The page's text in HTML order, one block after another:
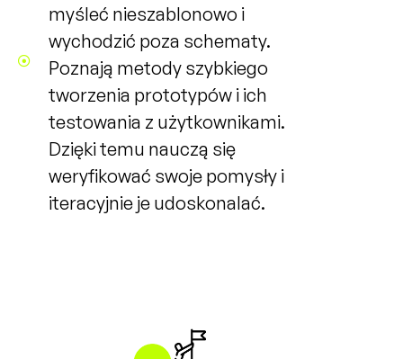
myśleć nieszablonowo i
wychodzić poza schematy.
Poznają metody szybkiego
tworzenia prototypów i ich
testowania z użytkownikami.
Dzięki temu nauczą się
weryfikować swoje pomysły i
iteracyjnie je udoskonalać.